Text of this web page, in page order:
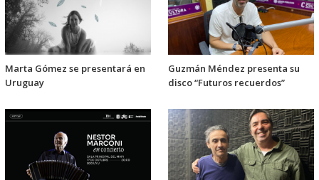
Marta Gómez se presentará en
Uruguay
Guzmán Méndez presenta su
disco “Futuros recuerdos”